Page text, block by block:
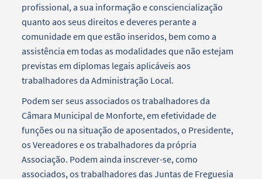
profissional, a sua informação e consciencialização
quanto aos seus direitos e deveres perante a
comunidade em que estão inseridos, bem como a
assistência em todas as modalidades que não estejam
previstas em diplomas legais aplicáveis aos
trabalhadores da Administração Local.
Podem ser seus associados os trabalhadores da
Câmara Municipal de Monforte, em efetividade de
funções ou na situação de aposentados, o Presidente,
os Vereadores e os trabalhadores da própria
Associação. Podem ainda inscrever-se, como
associados, os trabalhadores das Juntas de Freguesia